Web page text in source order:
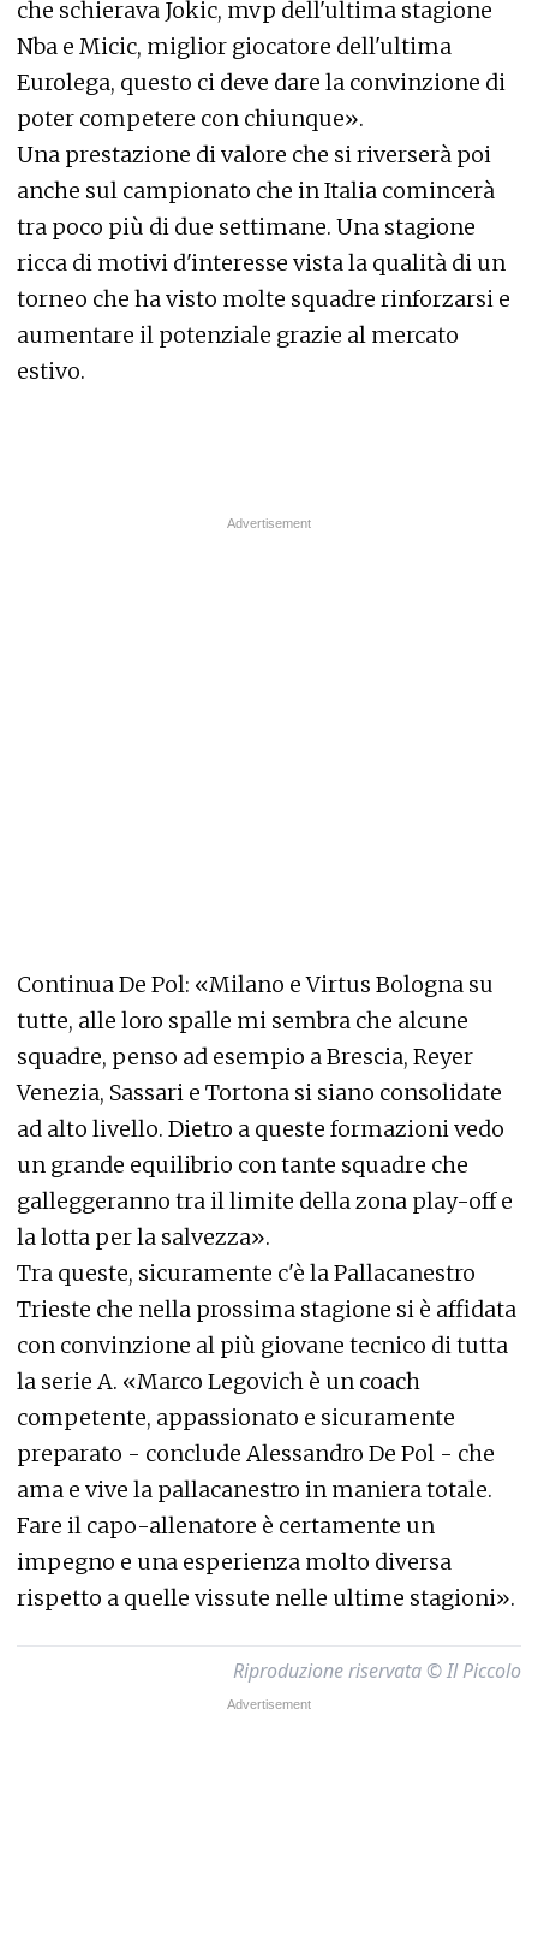
che schierava Jokic, mvp dell'ultima stagione
Nba e Micic, miglior giocatore dell'ultima
Eurolega, questo ci deve dare la convinzione di
poter competere con chiunque».
Una prestazione di valore che si riverserà poi
anche sul campionato che in Italia comincerà
tra poco più di due settimane. Una stagione
ricca di motivi d'interesse vista la qualità di un
torneo che ha visto molte squadre rinforzarsi e
aumentare il potenziale grazie al mercato
estivo.
Continua De Pol: «Milano e Virtus Bologna su
tutte, alle loro spalle mi sembra che alcune
squadre, penso ad esempio a Brescia, Reyer
Venezia, Sassari e Tortona si siano consolidate
ad alto livello. Dietro a queste formazioni vedo
un grande equilibrio con tante squadre che
galleggeranno tra il limite della zona play-off e
la lotta per la salvezza».
Tra queste, sicuramente c'è la Pallacanestro
Trieste che nella prossima stagione si è affidata
con convinzione al più giovane tecnico di tutta
la serie A. «Marco Legovich è un coach
competente, appassionato e sicuramente
preparato - conclude Alessandro De Pol - che
ama e vive la pallacanestro in maniera totale.
Fare il capo-allenatore è certamente un
impegno e una esperienza molto diversa
rispetto a quelle vissute nelle ultime stagioni».
Riproduzione riservata © Il Piccolo